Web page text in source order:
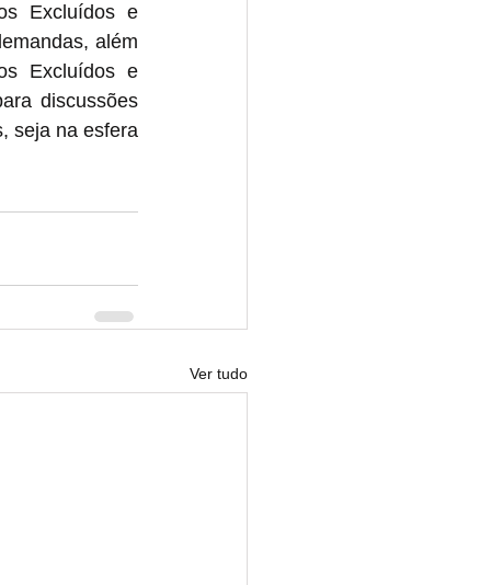
Excluídos e
além
Excluídos e
discussões
seja na esfera
Ver tudo